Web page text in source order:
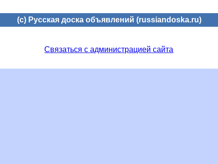
(c) Русская доска объявлений (russiandoska.ru)
Связаться с администрацией сайта